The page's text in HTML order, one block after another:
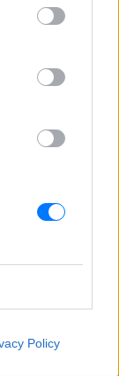
Policy
οδό Αμφίπολης
το
«Μην κάνεις
το
τριγωνικά
νέα
αρχείων
πιλότων,